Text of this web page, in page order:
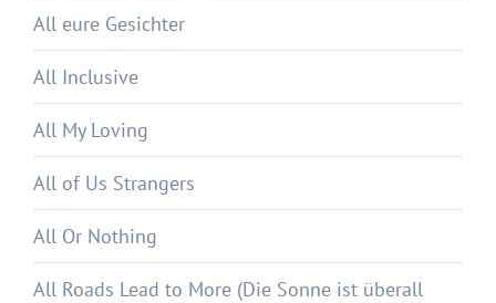
All eure Gesichter
All Inclusive
All My Loving
All of Us Strangers
All Or Nothing
All Roads Lead to More (Die Sonne ist überall